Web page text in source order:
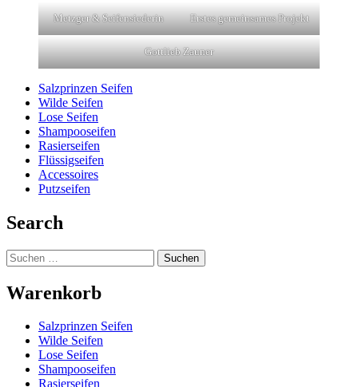
Metzger & Seifensiederin Erstes gemeinsames Projekt
Gottlieb Zauner
Salzprinzen Seifen
Wilde Seifen
Lose Seifen
Shampooseifen
Rasierseifen
Flüssigseifen
Accessoires
Putzseifen
Search
Suchen
nach:
Warenkorb
Salzprinzen Seifen
Wilde Seifen
Lose Seifen
Shampooseifen
Rasierseifen